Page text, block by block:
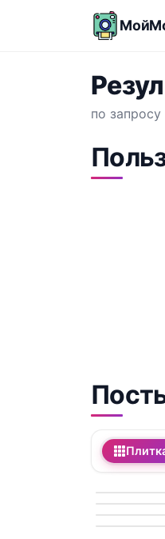
по запросу